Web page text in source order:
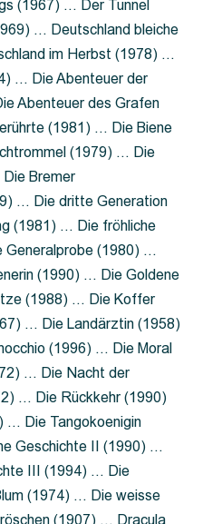
(1967) … Der Tunnel
… Deutschland bleiche
im Herbst (1978) …
… Die Abenteuer der
Abenteuer des Grafen
(1981) … Die Biene
(1979) … Die
Bremer
… Die dritte Generation
(1981) … Die fröhliche
(1980) …
(1990) … Die Goldene
(1988) … Die Koffer
… Die Landärztin (1958)
(1996) … Die Moral
… Die Nacht der
… Die Rückkehr (1990)
… Die Tangokoenigin
Geschichte II (1990) …
III (1994) … Die
(1974) … Die weisse
(1907) … Dracula